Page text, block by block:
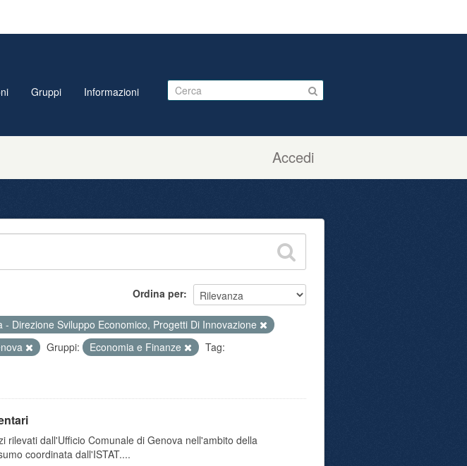
Accedi
Gruppi Informazioni
Ordina per
- Direzione Sviluppo Economico, Progetti Di Innovazione
Gruppi: Economia e Finanze
Tag:
rilevati dall'Ufficio Comunale di Genova nell'ambito della
coordinata dall'ISTAT....